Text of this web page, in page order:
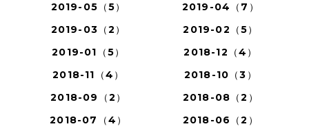
2019-05（5）
2019-04（7）
2019-03（2）
2019-02（5）
2019-01（5）
2018-12（4）
2018-11（4）
2018-10（3）
2018-09（2）
2018-08（2）
2018-07（4）
2018-06（2）